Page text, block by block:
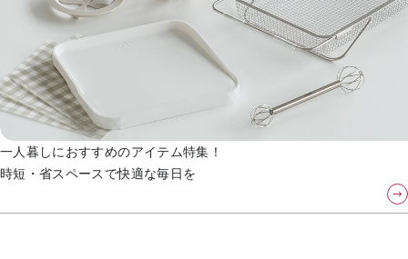
一人暮しにおすすめのアイテム特集！
時短・省スペースで快適な毎日を